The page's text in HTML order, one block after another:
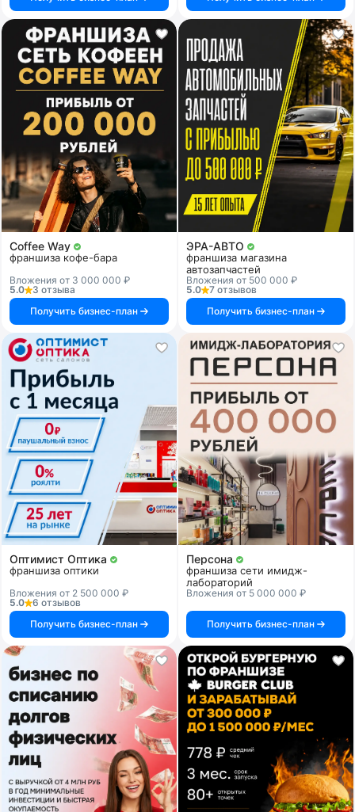
Coffee Way
франшиза кофе-бара
Вложения от 3 000 000 ₽
5.0
3 отзыва
Получить бизнес-план
ЭРА-АВТО
франшиза магазина
автозапчастей
Вложения от 500 000 ₽
5.0
7 отзывов
Получить бизнес-план
Оптимист Оптика
франшиза оптики
Вложения от 2 500 000 ₽
5.0
6 отзывов
Получить бизнес-план
Персона
франшиза сети имидж-
лабораторий
Вложения от 5 000 000 ₽
Получить бизнес-план